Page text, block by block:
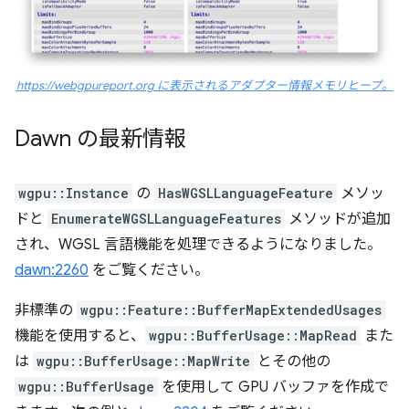
https://webgpureport.org に表示されるアダプター情報メモリヒープ。
Dawn の最新情報
wgpu::Instance の HasWGSLLanguageFeature メソッ
ドと
EnumerateWGSLLanguageFeatures メソッドが追加
され、WGSL 言語機能を処理できるようになりました。
dawn:2260 をご覧ください。
非標準の wgpu::Feature::BufferMapExtendedUsages
機能を使用すると、 wgpu::BufferUsage::MapRead
また
は wgpu::BufferUsage::MapWrite とその他の
wgpu::BufferUsage を使用して GPU バッファを作成で